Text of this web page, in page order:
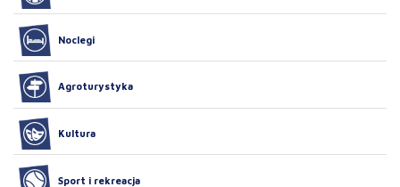
Noclegi
Agroturystyka
Kultura
Sport i rekreacja